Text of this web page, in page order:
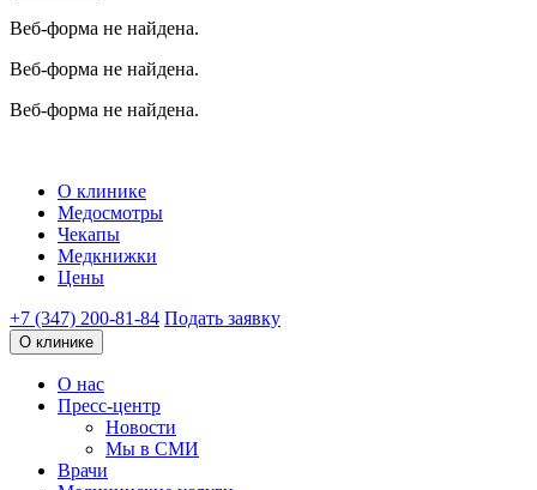
Веб-форма не найдена.
Веб-форма не найдена.
Веб-форма не найдена.
О клинике
Медосмотры
Чекапы
Медкнижки
Цены
+7 (347) 200-81-84 Подать заявку
О клинике
О нас
Пресс-центр
Новости
Мы в СМИ
Врачи